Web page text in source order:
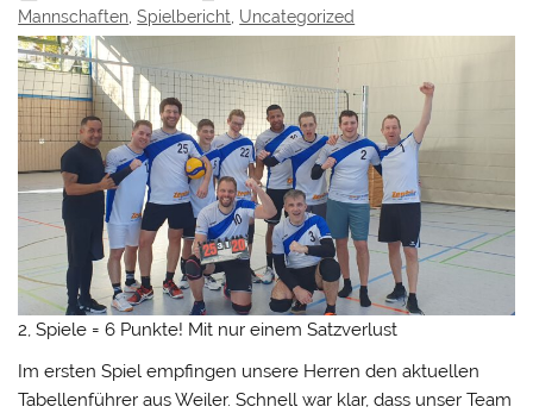
Mannschaften ,Spielbericht Uncategorized
2, Spiele = 6 Punkte! Mit nur einem Satzverlust
Im ersten Spiel empfingen unsere Herren den aktuellen
Tabellenführer aus Weiler. Schnell war klar, dass unser Team